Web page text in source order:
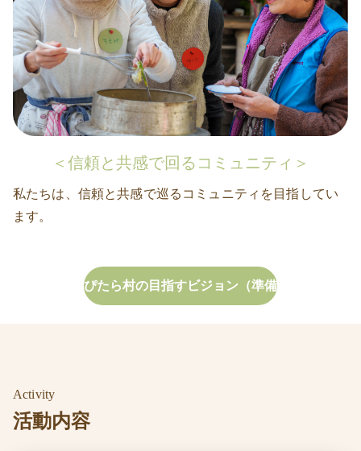
＜信頼と共感で回るコミュニティ＞
私たちは、信頼と共感で巡るコミュニティを目指してい
ます。
ぴたら村の目指すビジョン（準備
Activity
活動内容